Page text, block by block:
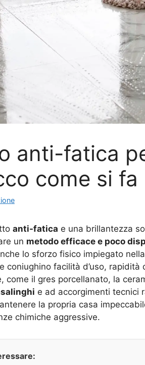
anti-fatica
come si fa
anti-fatica e una brillantezza
un metodo efficace e poco
lo sforzo fisico impiegato
coniughino facilità d’uso,
come il gres porcellanato, la
e ad accorgimenti tecnici
la propria casa
chimiche aggressive.